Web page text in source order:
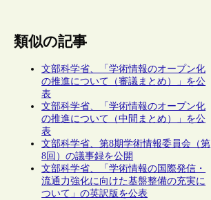
類似の記事
文部科学省、「学術情報のオープン化
の推進について（審議まとめ）」を公
表
文部科学省、「学術情報のオープン化
の推進について（中間まとめ）」を公
表
文部科学省、第8期学術情報委員会（第
8回）の議事録を公開
文部科学省、「学術情報の国際発信・
流通力強化に向けた基盤整備の充実に
ついて」の英訳版を公表